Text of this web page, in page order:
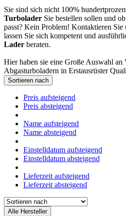
Sie sind sich nicht 100%
Turbolader Sie bestellen sollen und
passt? Kein Problem! Kontaktieren Sie
lassen Sie sich kompetent und
Lader beraten.
Hier haben sie eine Große Auswahl an
Abgasturboladern in Erstausrüster
Sortieren nach
Preis aufsteigend
Preis absteigend
Name aufsteigend
Name absteigend
Einstelldatum aufsteigend
Einstelldatum absteigend
Lieferzeit aufsteigend
Lieferzeit absteigend
Alle Hersteller